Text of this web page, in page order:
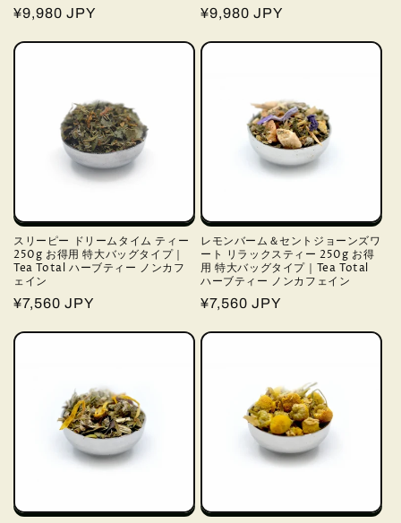
通
価
¥9,980 JPY
通
価
¥9,980 JPY
スリーピー ドリームタイム ティー
250g お得用 特大バッグタイプ｜
Tea Total ハーブティー ノンカフ
ェイン
通
価
¥7,560 JPY
レモンバーム＆セントジョーンズワ
ート リラックスティー 250g お得
用 特大バッグタイプ｜Tea Total
ハーブティー ノンカフェイン
通
価
¥7,560 JPY